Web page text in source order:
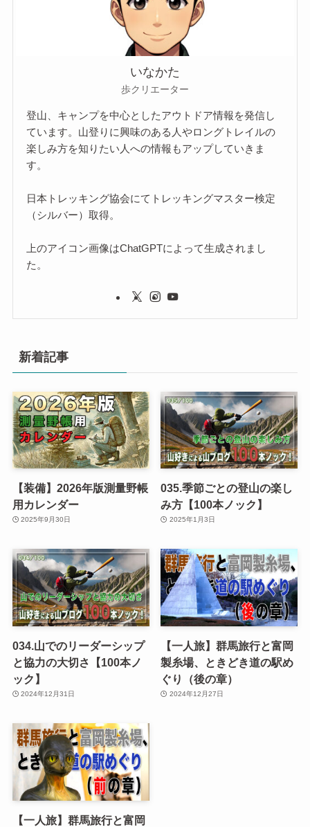
いなかた
歩クリエーター
登山、キャンプを中心としたアウトドア情報を発信し
ています。山登りに興味のある人やロングトレイルの
楽しみ方を知りたい人への情報もアップしていきま
す。
日本トレッキング協会にてトレッキングマスター検定
（シルバー）取得。
上のアイコン画像はChatGPTによって生成されまし
た。
新着記事
【装備】2026年版測量野帳
用カレンダー
2025年9月30日
035.季節ごとの登山の楽し
み方【100本ノック】
2025年1月3日
034.山でのリーダーシップ
と協力の大切さ【100本ノ
ック】
2024年12月31日
【一人旅】群馬旅行と富岡
製糸場、ときどき道の駅め
ぐり（後の章）
2024年12月27日
【一人旅】群馬旅行と富岡